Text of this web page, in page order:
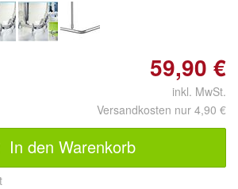
59,90 €
inkl. MwSt.
Versandkosten nur 4,90 €
In den Warenkorb